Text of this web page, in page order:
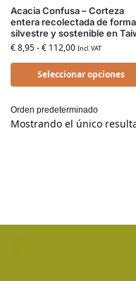
Acacia Confusa – Corteza
entera recolectada de forma
silvestre y sostenible en
€8,95-€ 112,00 Incl. VAT
Seleccionar opciones
Mostrando el único